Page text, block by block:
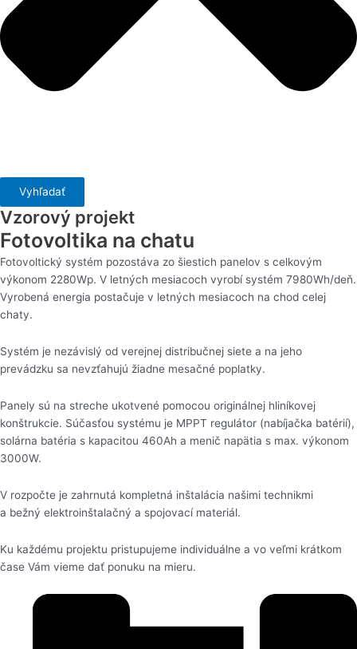
Vyhľadať
Vzorový projekt
Fotovoltika na chatu
Fotovoltický systém pozostáva zo šiestich panelov s celkovým
výkonom 2280Wp. V letných mesiacoch vyrobí systém 7980Wh/deň.
Vyrobená energia postačuje v letných mesiacoch na chod celej
chaty.
Systém je nezávislý od verejnej distribučnej siete a na jeho
prevádzku sa nevzťahujú žiadne mesačné poplatky.
Panely sú na streche ukotvené pomocou originálnej hliníkovej
konštrukcie. Súčasťou systému je MPPT regulátor (nabíjačka batérií),
solárna batéria s kapacitou 460Ah a menič napätia s max. výkonom
3000W.
V rozpočte je zahrnutá kompletná inštalácia našimi technikmi
a bežný elektroinštalačný a spojovací materiál.
Ku každému projektu pristupujeme individuálne a vo veľmi krátkom
čase Vám vieme dať ponuku na mieru.